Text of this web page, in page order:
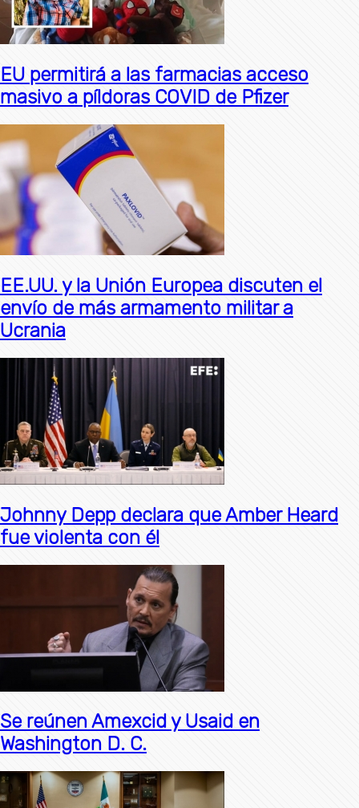
EU permitirá a las farmacias acceso
masivo a píldoras COVID de Pfizer
EE.UU. y la Unión Europea discuten el
envío de más armamento militar a
Ucrania
Johnny Depp declara que Amber Heard
fue violenta con él
Se reúnen Amexcid y Usaid en
Washington D. C.